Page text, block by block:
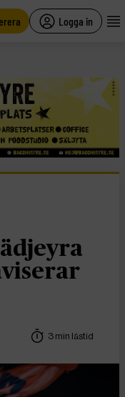
Logga in
3 min lästid